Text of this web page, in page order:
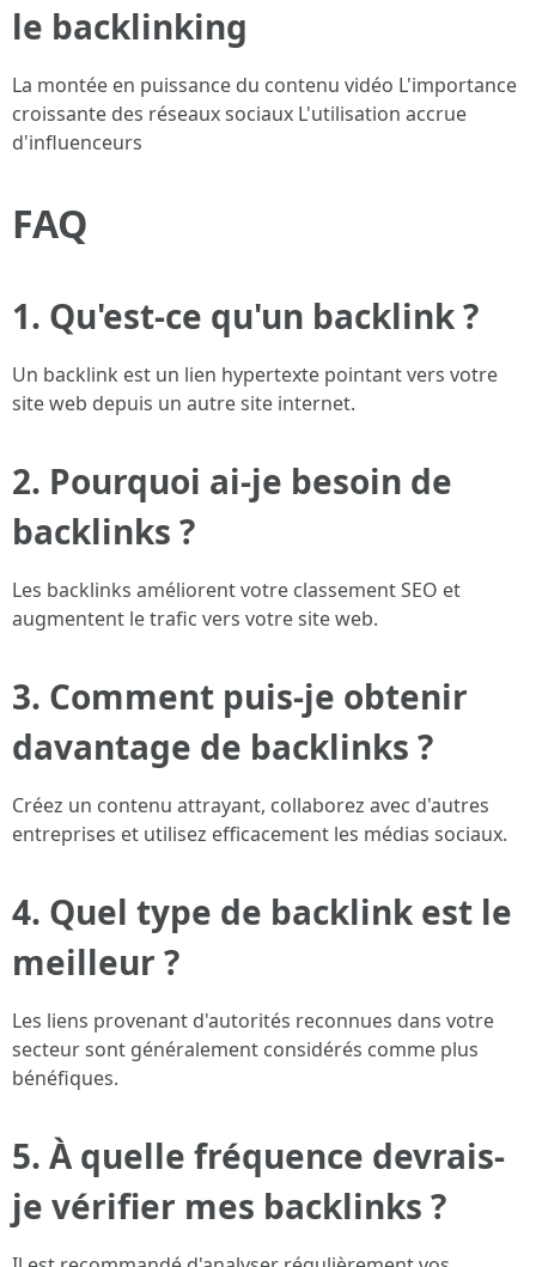
le backlinking
La montée en puissance du contenu vidéo L'importance
croissante des réseaux sociaux L'utilisation accrue
d'influenceurs
FAQ
1. Qu'est-ce qu'un backlink ?
Un backlink est un lien hypertexte pointant vers votre
site web depuis un autre site internet.
2. Pourquoi ai-je besoin de
backlinks ?
Les backlinks améliorent votre classement SEO et
augmentent le trafic vers votre site web.
3. Comment puis-je obtenir
davantage de backlinks ?
Créez un contenu attrayant, collaborez avec d'autres
entreprises et utilisez efficacement les médias sociaux.
4. Quel type de backlink est le
meilleur ?
Les liens provenant d'autorités reconnues dans votre
secteur sont généralement considérés comme plus
bénéfiques.
5. À quelle fréquence devrais-
je vérifier mes backlinks ?